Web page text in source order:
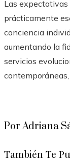
Las expectativas
prácticamente
conciencia
aumentando la
servicios
Por Adriana
También Te